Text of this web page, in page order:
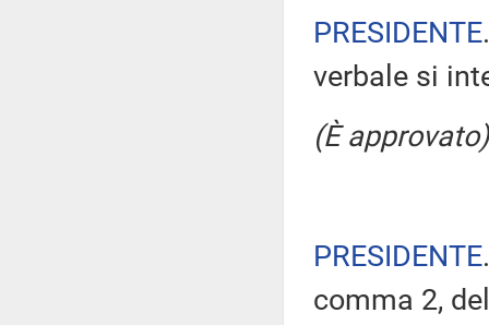
PRESIDENTE
verbale si
(È approvato)
PRESIDENTE
comma 2,